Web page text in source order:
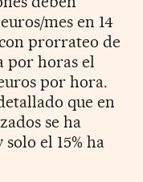
mes en 14
con prorrateo de
por horas el
por hora.
que en
se ha
el 15% ha